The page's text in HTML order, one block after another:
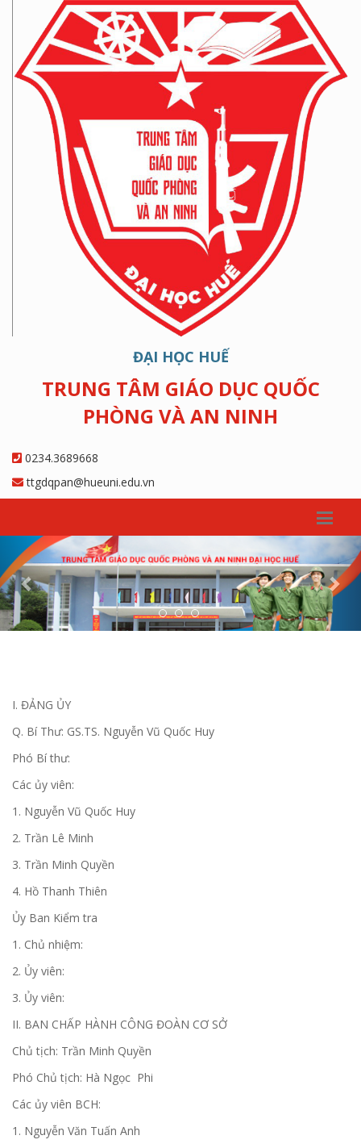
ĐẠI HỌC HUẾ
TRUNG TÂM GIÁO DỤC QUỐC
PHÒNG VÀ AN NINH
0234.3689668
ttgdqpan@hueuni.edu.vn
Previous
I. ĐẢNG ỦY
Q. Bí Thư: GS.TS. Nguyễn Vũ Quốc Huy
Phó Bí thư:
Các ủy viên:
1. Nguyễn Vũ Quốc Huy
2. Trần Lê Minh
3. Trần Minh Quyền
4. Hồ Thanh Thiên
Ủy Ban Kiểm tra
1. Chủ nhiệm:
2. Ủy viên:
3. Ủy viên:
II. BAN CHẤP HÀNH CÔNG ĐOÀN CƠ SỞ
Chủ tịch: Trần Minh Quyền
Phó Chủ tịch: Hà Ngọc Phi
Các ủy viên BCH:
1. Nguyễn Văn Tuấn Anh